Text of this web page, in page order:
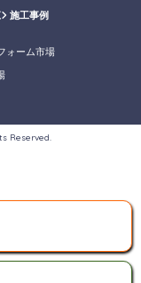
施工事例
ォーム市場
Reserved.